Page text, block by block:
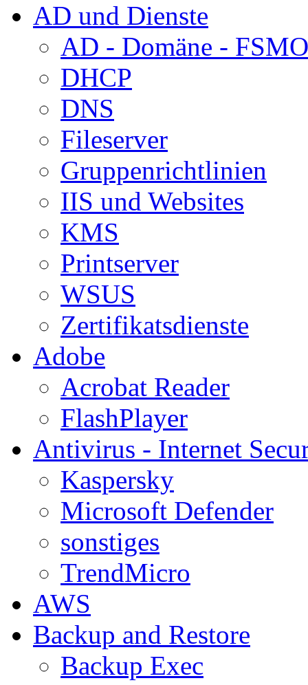
AD und Dienste
AD - Domäne - FSMO
DHCP
DNS
Fileserver
Gruppenrichtlinien
IIS und Websites
KMS
Printserver
WSUS
Zertifikatsdienste
Adobe
Acrobat Reader
FlashPlayer
Antivirus - Internet
Kaspersky
Microsoft Defender
sonstiges
TrendMicro
AWS
Backup and Restore
Backup Exec